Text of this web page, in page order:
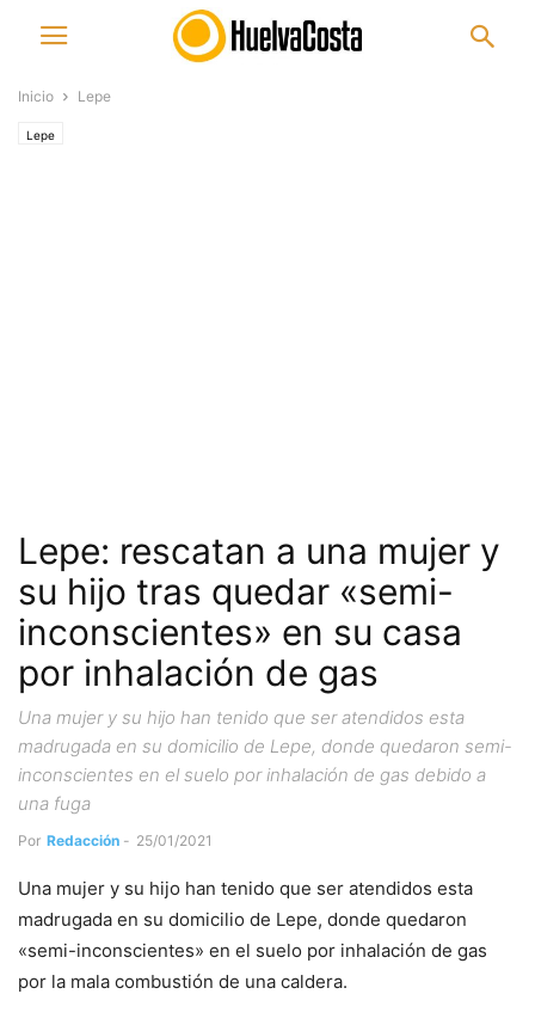
Inicio Lepe
Lepe
Lepe: rescatan a una mujer y
su hijo tras quedar «semi-
inconscientes» en su casa
por inhalación de gas
Una mujer y su hijo han tenido que ser atendidos esta
madrugada en su domicilio de Lepe, donde quedaron semi-
inconscientes en el suelo por inhalación de gas debido a
una fuga
Por Redacción - 25/01/2021
Una mujer y su hijo han tenido que ser atendidos esta
madrugada en su domicilio de Lepe, donde quedaron
«semi-inconscientes» en el suelo por inhalación de gas
por la mala combustión de una caldera.